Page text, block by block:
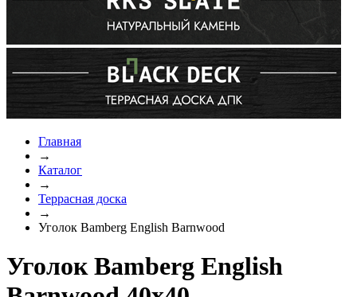
Главная
→
Каталог
→
Террасная доска
→
Уголок Bamberg English Barnwood
Уголок Bamberg English